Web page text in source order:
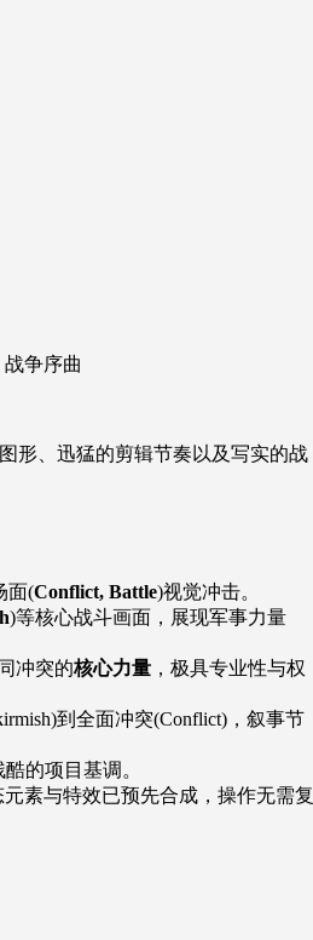
争序曲
形、迅猛的剪辑节奏以及写实的战
面(Conflict, Battle)视觉冲击。
)等核心战斗画面，展现军事力量
冲突的核心力量 ，极具专业性与权
到全面冲突(Conflict)，叙事节
的项目基调。
素与特效已预先合成，操作无需复